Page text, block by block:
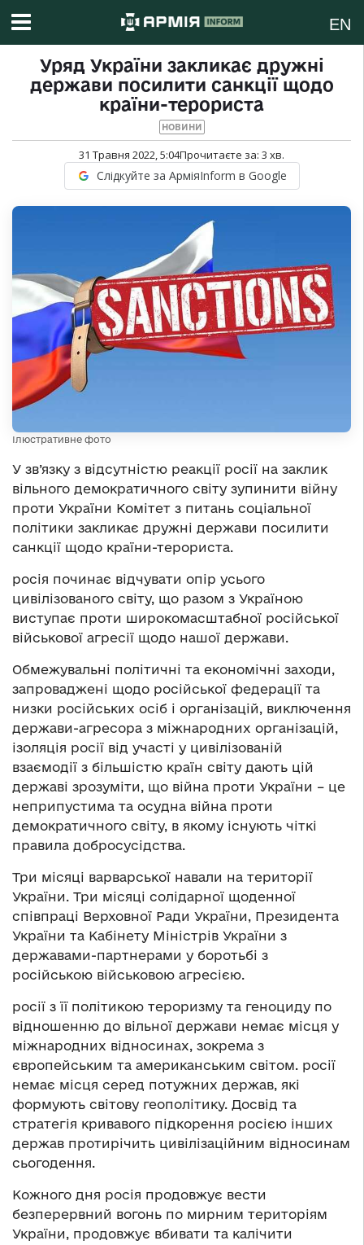
EN
Уряд України закликає дружні
держави посилити санкції щодо
країни-терориста
НОВИНИ
31 Травня 2022, 5:04Прочитаєте за: 3 хв.
Слідкуйте за АрміяInform в Google
Ілюстративне фото
У зв’язку з відсутністю реакції росії на заклик
вільного демократичного світу зупинити війну
проти України Комітет з питань соціальної
політики закликає дружні держави посилити
санкції щодо країни-терориста.
росія починає відчувати опір усього
цивілізованого світу, що разом з Україною
виступає проти широкомасштабної російської
військової агресії щодо нашої держави.
Обмежувальні політичні та економічні заходи,
запроваджені щодо російської федерації та
низки російських осіб і організацій, виключення
держави-агресора з міжнародних організацій,
ізоляція росії від участі у цивілізованій
взаємодії з більшістю країн світу дають цій
державі зрозуміти, що війна проти України – це
неприпустима та осудна війна проти
демократичного світу, в якому існують чіткі
правила добросусідства.
Три місяці варварської навали на території
України. Три місяці солідарної щоденної
співпраці Верховної Ради України, Президента
України та Кабінету Міністрів України з
державами-партнерами у боротьбі з
російською військовою агресією.
росії з її політикою тероризму та геноциду по
відношенню до вільної держави немає місця у
міжнародних відносинах, зокрема з
європейським та американським світом. росії
немає місця серед потужних держав, які
формують світову геополітику. Досвід та
стратегія кривавого підкорення росією інших
держав протирічить цивілізаційним відносинам
сьогодення.
Кожного дня росія продовжує вести
безперервний вогонь по мирним територіям
України, продовжує вбивати та калічити